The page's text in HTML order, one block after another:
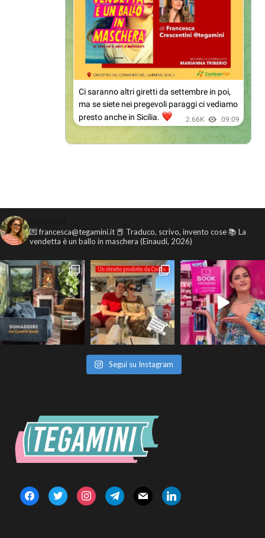
💌 francesca@tegamini.it 📕 Traduco, scrivo, invento cose📚 La
vendetta è un ballo in maschera (Einaudi, 2026)
Segui su Instagram
facebooktwitter instagramtelegrammail linkedin